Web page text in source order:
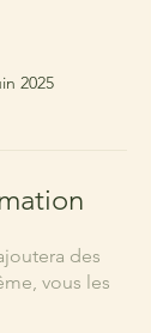
2025
des
vous les